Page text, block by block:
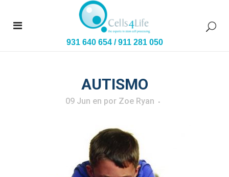
931 640 654/911 281 050
AUTISMO
09 Jun en por Zoe Ryan